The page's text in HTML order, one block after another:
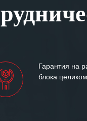
между
и процветания.
Гарантия на
блока